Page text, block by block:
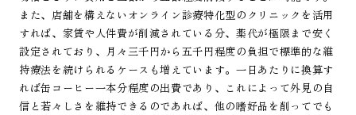
また、店舗を構えないオンライン診療特化型のクリニックを活用
すれば、家賃や人件費が削減されている分、薬代が極限まで安く
設定されており、月々三千円から五千円程度の負担で標準的な維
持療法を続けられるケースも増えています。一日あたりに換算す
れば缶コーヒー一本分程度の出費であり、これによって外見の自
信と若々しさを維持できるのであれば、他の嗜好品を削ってでも